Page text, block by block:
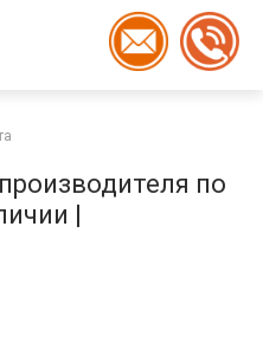
по
|